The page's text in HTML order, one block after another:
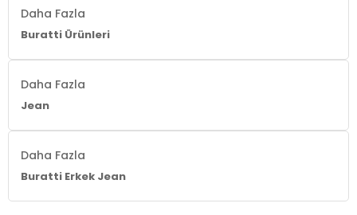
Daha Fazla
Buratti Ürünleri
Daha Fazla
Jean
Daha Fazla
Buratti Erkek Jean